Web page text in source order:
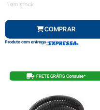
1 em stock
COMPRAR
Produto com entrega
FRETE GRÁTIS Consulte*